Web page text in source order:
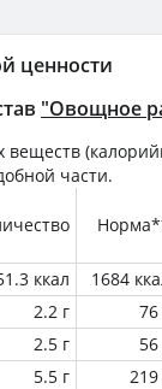
ценности
"Овощное
части.
ккал 1684
2.2 г 76
2.5 г 56
5.5 г 219